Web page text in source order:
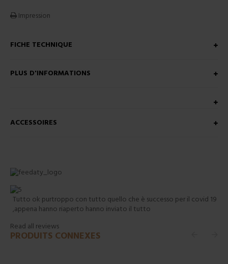
Impression
FICHE TECHNIQUE
PLUS D'INFORMATIONS
ACCESSOIRES
Tutto ok purtroppo con tutto quello che è successo per il covid 19
,appena hanno riaperto hanno inviato il tutto
Read all reviews
PRODUITS CONNEXES